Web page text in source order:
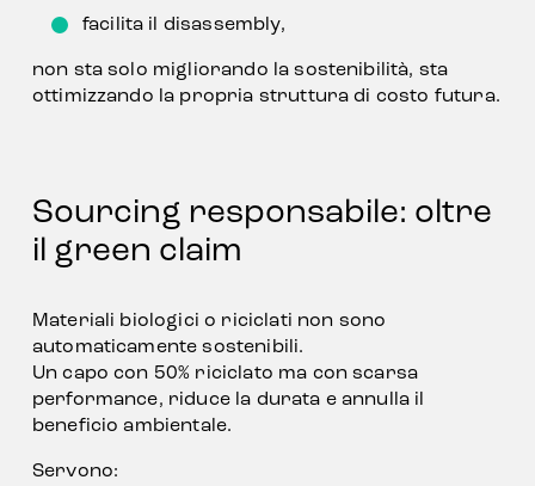
facilita il disassembly,
non sta solo migliorando la sostenibilità, sta
ottimizzando la propria struttura di costo futura.
Sourcing responsabile: oltre
il green claim
Materiali biologici o riciclati non sono
automaticamente sostenibili.
Un capo con 50% riciclato ma con scarsa
performance, riduce la durata e annulla il
beneficio ambientale.
Servono: